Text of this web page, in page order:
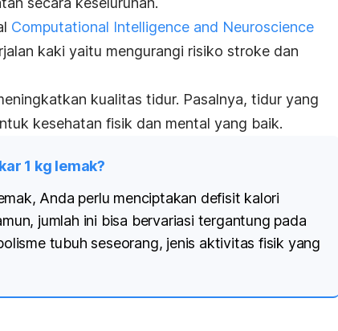
Computational Intelligence and Neuroscience
kaki yaitu mengurangi risiko stroke dan
kualitas tidur. Pasalnya, tidur yang
kesehatan fisik dan mental yang baik.
1 kg lemak?
Anda perlu menciptakan defisit kalori
jumlah ini bisa bervariasi tergantung pada
tubuh seseorang, jenis aktivitas fisik yang